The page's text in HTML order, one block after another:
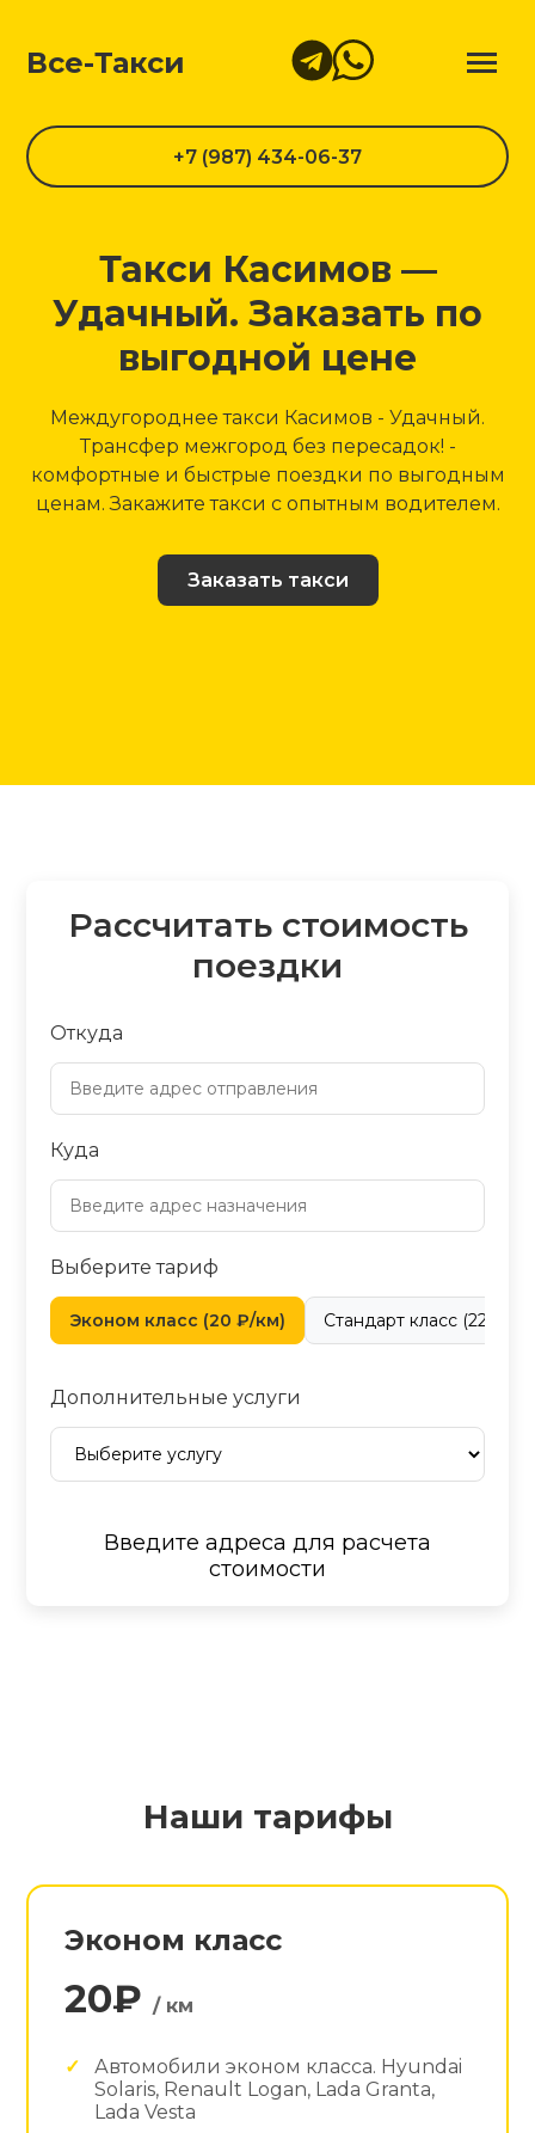
Все-Такси
+7 (987) 434-06-37
Такси Касимов —
Удачный. Заказать по
выгодной цене
Междугороднее такси Касимов - Удачный.
Трансфер межгород без пересадок! -
комфортные и быстрые поездки по выгодным
ценам. Закажите такси с опытным водителем.
Заказать такси
Рассчитать стоимость
поездки
Откуда
Куда
Выберите тариф
Эконом класс (20 ₽/км) Стандарт класс (22 ₽/
Дополнительные услуги
Введите адреса для расчета
стоимости
Наши тарифы
Эконом класс
20₽/ км
Автомобили эконом класса. Hyundai
Solaris, Renault Logan, Lada Granta,
Lada Vesta